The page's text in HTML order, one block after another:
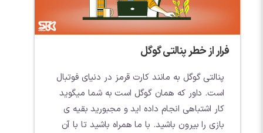
فرار از خطر پنالتی گوگل
پنالتی گوگل به مانند کارت قرمز در دنیای فوتبال
است. داور که همان گوگل است به شما میگوید
کار اشتباهی انجام داده اید و مجبورید بقیه ی
بازی را بیرون باشید. با ما همراه باشید تا با آن